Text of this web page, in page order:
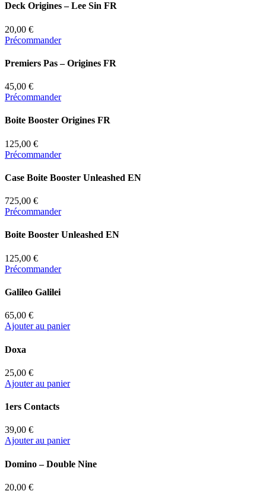
Deck Origines – Lee Sin FR
20,00 €
Précommander
Premiers Pas – Origines FR
45,00 €
Précommander
Boite Booster Origines FR
125,00 €
Précommander
Case Boite Booster Unleashed EN
725,00 €
Précommander
Boite Booster Unleashed EN
125,00 €
Précommander
Galileo Galilei
65,00 €
Ajouter au panier
Doxa
25,00 €
Ajouter au panier
1ers Contacts
39,00 €
Ajouter au panier
Domino – Double Nine
20,00 €